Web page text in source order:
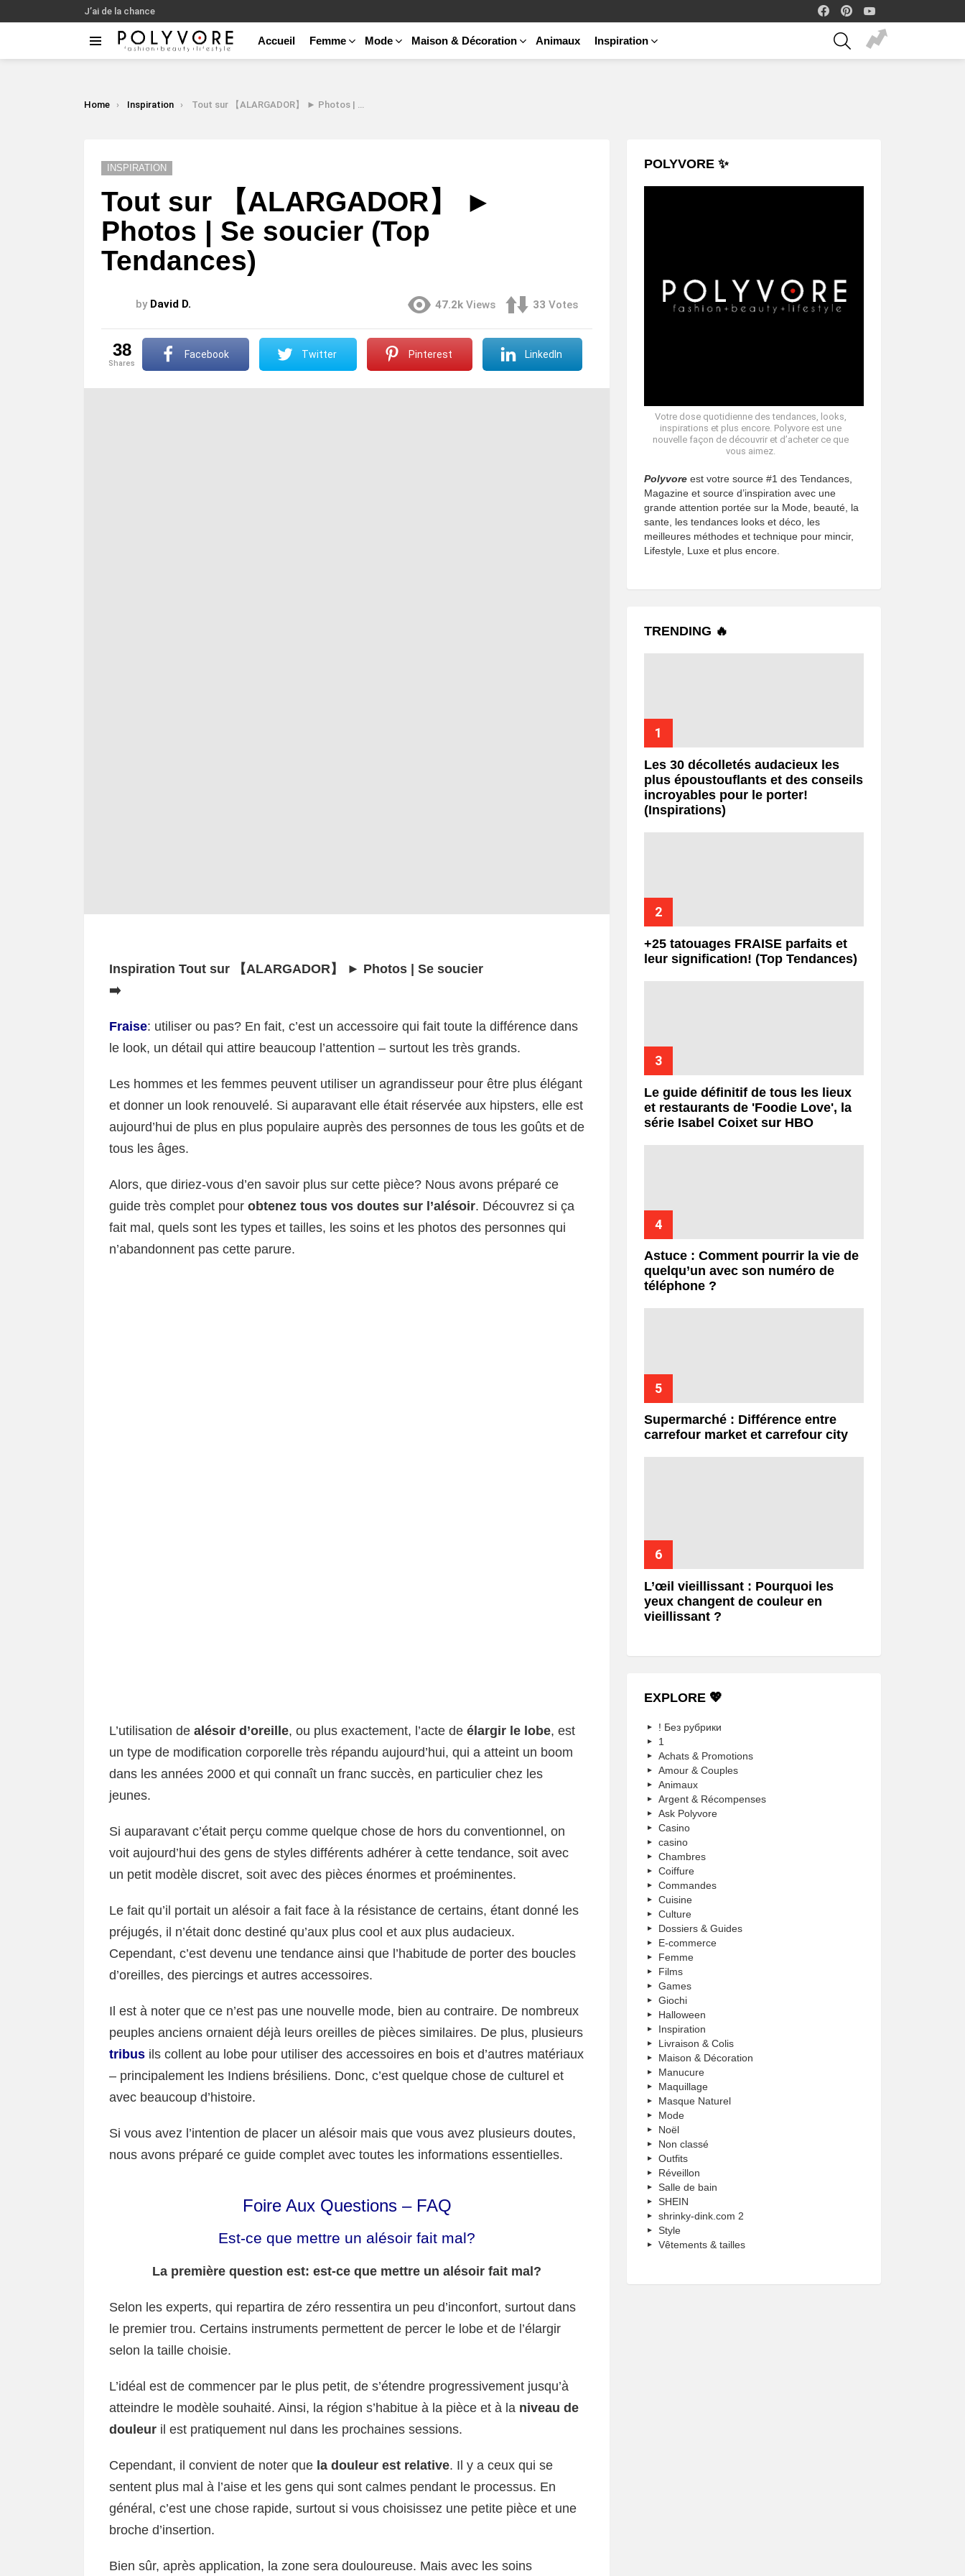
J’ai de la chance
facebook
Accueil Femme Mode Maison & Décoration Animaux Inspiration
SEARCH
You are here:
Home Inspiration Tout sur 【ALARGADOR】 ► Photos | Se soucier (Top Tendances)
INSPIRATION
Tout sur 【ALARGADOR】 ►
Photos | Se soucier (Top
Tendances)
by David D. 47.2k Views 33 Votes
38
shares
Facebook Twitter Pinterest LinkedIn
Inspiration Tout sur 【ALARGADOR】 ► Photos | Se soucier
➡️
Fraise: utiliser ou pas? En fait, c’est un accessoire qui fait toute la différence dans
le look, un détail qui attire beaucoup l’attention – surtout les très grands.
Les hommes et les femmes peuvent utiliser un agrandisseur pour être plus élégant
et donner un look renouvelé. Si auparavant elle était réservée aux hipsters, elle est
aujourd’hui de plus en plus populaire auprès des personnes de tous les goûts et de
tous les âges.
Alors, que diriez-vous d’en savoir plus sur cette pièce? Nous avons préparé ce
guide très complet pour obtenez tous vos doutes sur l’alésoir. Découvrez si ça
fait mal, quels sont les types et tailles, les soins et les photos des personnes qui
n’abandonnent pas cette parure.
L’utilisation de alésoir d’oreille, ou plus exactement, l’acte de élargir le lobe, est
un type de modification corporelle très répandu aujourd’hui, qui a atteint un boom
dans les années 2000 et qui connaît un franc succès, en particulier chez les
jeunes.
Si auparavant c’était perçu comme quelque chose de hors du conventionnel, on
voit aujourd’hui des gens de styles différents adhérer à cette tendance, soit avec
un petit modèle discret, soit avec des pièces énormes et proéminentes.
Le fait qu’il portait un alésoir a fait face à la résistance de certains, étant donné les
préjugés, il n’était donc destiné qu’aux plus cool et aux plus audacieux.
Cependant, c’est devenu une tendance ainsi que l’habitude de porter des boucles
d’oreilles, des piercings et autres accessoires.
Il est à noter que ce n’est pas une nouvelle mode, bien au contraire. De nombreux
peuples anciens ornaient déjà leurs oreilles de pièces similaires. De plus, plusieurs
tribus ils collent au lobe pour utiliser des accessoires en bois et d’autres matériaux
– principalement les Indiens brésiliens. Donc, c’est quelque chose de culturel et
avec beaucoup d’histoire.
Si vous avez l’intention de placer un alésoir mais que vous avez plusieurs doutes,
nous avons préparé ce guide complet avec toutes les informations essentielles.
Foire Aux Questions – FAQ
Est-ce que mettre un alésoir fait mal?
La première question est: est-ce que mettre un alésoir fait mal?
Selon les experts, qui repartira de zéro ressentira un peu d’inconfort, surtout dans
le premier trou. Certains instruments permettent de percer le lobe et de l’élargir
selon la taille choisie.
L’idéal est de commencer par le plus petit, de s’étendre progressivement jusqu’à
atteindre le modèle souhaité. Ainsi, la région s’habitue à la pièce et à la niveau de
douleur il est pratiquement nul dans les prochaines sessions.
Cependant, il convient de noter que la douleur est relative. Il y a ceux qui se
sentent plus mal à l’aise et les gens qui sont calmes pendant le processus. En
général, c’est une chose rapide, surtout si vous choisissez une petite pièce et une
broche d’insertion.
Bien sûr, après application, la zone sera douloureuse. Mais avec les soins
POLYVORE ✨
Votre dose quotidienne des tendances, looks,
inspirations et plus encore. Polyvore est une
nouvelle façon de découvrir et d’acheter ce que
vous aimez.
Polyvore est votre source #1 des Tendances,
Magazine et source d’inspiration avec une
grande attention portée sur la Mode, beauté, la
sante, les tendances looks et déco, les
meilleures méthodes et technique pour mincir,
Lifestyle, Luxe et plus encore.
TRENDING 🔥
Les 30 décolletés audacieux les
plus époustouflants et des conseils
incroyables pour le porter!
(Inspirations)
+25 tatouages ​​FRAISE parfaits et
leur signification! (Top Tendances)
Le guide définitif de tous les lieux
et restaurants de 'Foodie Love', la
série Isabel Coixet sur HBO
Astuce : Comment pourrir la vie de
quelqu’un avec son numéro de
téléphone ?
Supermarché : Différence entre
carrefour market et carrefour city
L’œil vieillissant : Pourquoi les
yeux changent de couleur en
vieillissant ?
EXPLORE 💖
! Без рубрики
1
Achats & Promotions
Amour & Couples
Animaux
Argent & Récompenses
Ask Polyvore
Casino
casino
Chambres
Coiffure
Commandes
Cuisine
Culture
Dossiers & Guides
E-commerce
Femme
Films
Games
Giochi
Halloween
Inspiration
Livraison & Colis
Maison & Décoration
Manucure
Maquillage
Masque Naturel
Mode
Noël
Non classé
Outfits
Réveillon
Salle de bain
SHEIN
shrinky-dink.com 2
Style
Vêtements & tailles